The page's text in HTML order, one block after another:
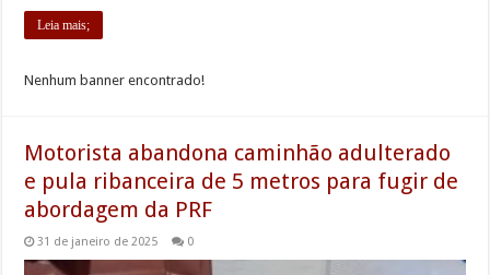
Leia mais;
Nenhum banner encontrado!
Motorista abandona caminhão adulterado
e pula ribanceira de 5 metros para fugir de
abordagem da PRF
31 de janeiro de 2025 0